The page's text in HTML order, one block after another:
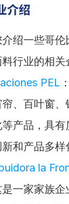
介绍
介绍一些哥
行业的相关
PEL
、百叶窗、
产品，具有
和产品多样
la
是一家家族